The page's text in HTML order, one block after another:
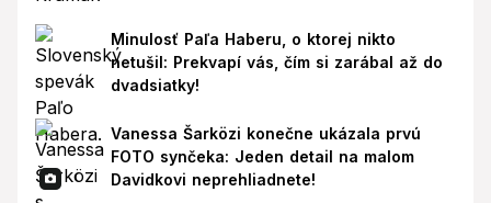
Minulosť Paľa Haberu, o ktorej nikto
netušil: Prekvapí vás, čím si zarábal až do
dvadsiatky!
Vanessa Šarközi konečne ukázala prvú
FOTO synčeka: Jeden detail na malom
Davidkovi neprehliadnete!